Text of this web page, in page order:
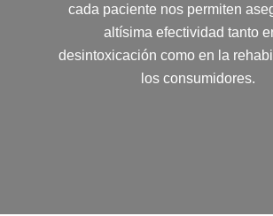
cada paciente nos permiten
altísima efectividad tanto
desintoxicación como en la
los consumidores.